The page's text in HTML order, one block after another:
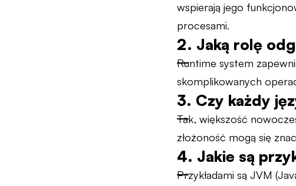
wspierają jego
procesami.
2. Jaką rolę
Runtime system
skomplikowanych
3. Czy każdy
Tak, większość
złożoność mogą się
4. Jakie są
Przykładami są JVM